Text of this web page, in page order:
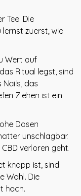
Tee. Die
lernst zuerst, wie
Wert auf
Ritual legst, sind
das
Ziehen ist ein
Dosen
unschlagbar.
verloren geht.
knapp ist, sind
Wahl. Die
hoch.